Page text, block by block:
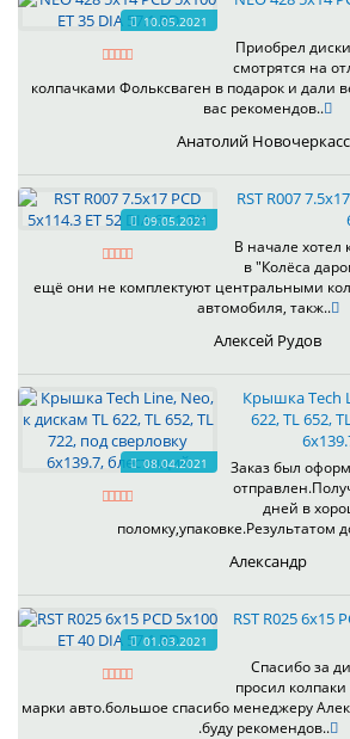
10.05.2021
Приобрел
смотрятся на
колпачками Фольксваген в подарок и дали
вас рекомендов..
Анатолий
09.05.2021
RST R007
В начале хотел
в "Колёса
ещё они не комплектуют центральными
автомобиля, такж..
Алексей Рудов
08.04.2021
Крышка Tech
622, TL 652,
Заказ был
дней в
поломку,упаковке.Результатом
Александр
01.03.2021
RST R025 6x15
Спасибо за
просил
марки авто.большое спасибо менеджеру
.буду рекомендов..